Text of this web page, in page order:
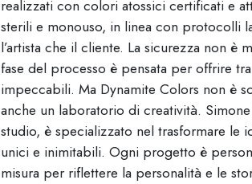
realizzati con colori atossici certificati e
sterili e monouso, in linea con protocolli
l’artista che il cliente. La sicurezza non è
fase del processo è pensata per offrire
impeccabili. Ma Dynamite Colors non è
anche un laboratorio di creatività.
studio, è specializzato nel trasformare le
unici e inimitabili. Ogni progetto è
misura per riflettere la personalità e le